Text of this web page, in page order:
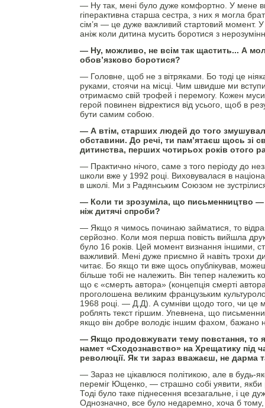
— Ну так, мені було дуже комфортно. У мене
гіперактивна старша сестра, з них я могла
сім’я — це дуже важливий стартовий момент. У
аніж коли дитина мусить боротися з
— Ну, можливо, не всім так щастить... А
обов’язково боротися?
— Головне, щоб не з вітряками. Бо тоді це
руками, стоячи на місці. Чим швидше ми
отримаємо свій трофей і перемогу. Кожен
герой повинен відректися від усього, щоб в
бути самим собою.
— А втім, старших людей до того
обставини. До речі, ти пам’ятаєш щось зі
дитинства, перших чотирьох років отого
— Практично нічого, саме з того періоду до
школи вже у 1992 році. Виховувалася в
в школі. Ми з Радянським Союзом не
— Коли ти зрозуміла, що письменництво
ніж дитячі спроби?
— Якщо я чимось починаю займатися, то
серйозно. Коли моя перша повість вийшла
було 16 років. Цей момент визнання іншими,
важливий. Мені дуже приємно й навіть трохи
читає. Бо якщо ти вже щось опублікував,
більше тобі не належить. Він тепер належить
що є «смерть автора» (концепція смерті
проголошена великим французьким
1968 році. — Д.Д). А сумніви щодо того, чи це
роблять текст гіршим. Упевнена, що
якщо він добре володіє іншим фахом, бажано
— Якщо продовжувати тему повстання, то
намет «Сходознавство» на Хрещатику під
революції. Як ти зараз вважаєш, не дарма
— Зараз не цікавлюся політикою, але в будь-
переміг Ющенко, — страшно собі уявити, якби
Тоді було таке піднесення всезагальне, і це
Однозначно, все було недаремно, хоча б тому,